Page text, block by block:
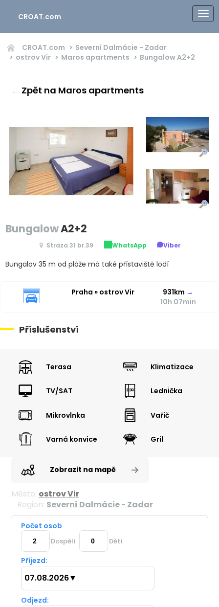
CROAT.com
CROAT.com
Severní Dalmácie - Zadar
ostrov Vir
Maros apartments BungalowA2+2
← Zpět na Maros apartments
BungalowA2+2
Straza 31 br.39 WhatsApp Viber
Bungalov 35 m od pláže má také přístaviště lodí
Praha » ostrov Vir 931km →
10h 07min
Příslušenství
Terasa Klimatizace
TV/SAT Lednička
Mikrovlnka Vařič
Varná konvice Gril
Zobrazit na mapě
Město: ostrov Vir
Region: Severní Dalmácie - Zadar
Počet osob
Dospělí Dětí
Příjezd:
07.08.2026▼
Odjezd: